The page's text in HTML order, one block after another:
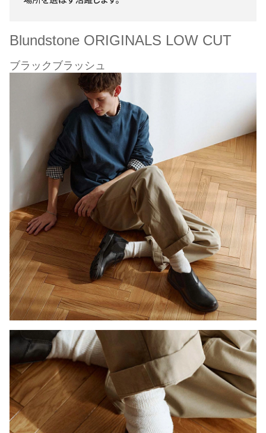
Blundstone ORIGINALS LOW CUT
ブラックブラッシュ